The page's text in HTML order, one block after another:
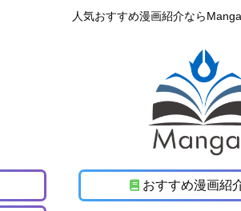
人気おすすめ漫画紹介なら
おすすめ漫画紹